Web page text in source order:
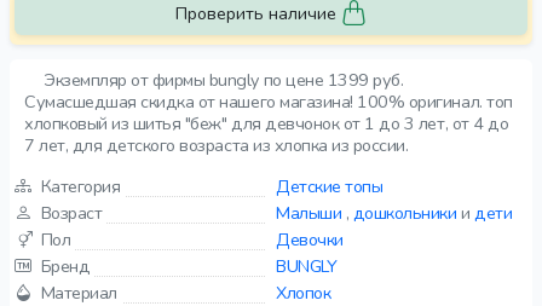
Экземпляр от фирмы bungly по цене 1399 руб.
Сумасшедшая скидка от нашего магазина! 100% оригинал. топ
хлопковый из шитья "беж" для девчонок от 1 до 3 лет, от 4 до
7 лет, для детского возраста из хлопка из россии.
Категория
Детские топы
Возраст
Малыши , дошкольники и дети
Пол
Девочки
Бренд
BUNGLY
Материал
Хлопок
Проверить наличие